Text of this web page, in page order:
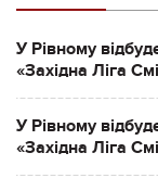
У Рівному
«Західна Ліга
У Рівному
«Західна Ліга